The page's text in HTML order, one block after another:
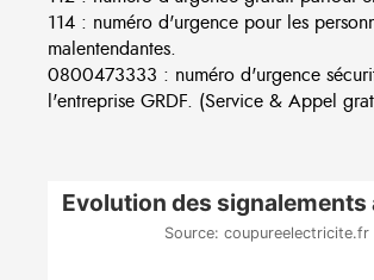
114 : numéro d'urgence pour les
malentendantes.
0800473333 : numéro d'urgence
l'entreprise GRDF. (Service & Appel
Evolution des signalements
Source: coupureelectricite.fr